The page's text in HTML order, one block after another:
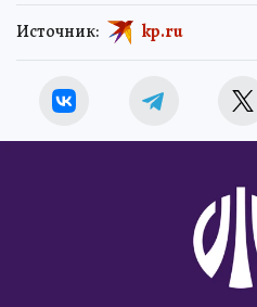
Источник: kp.ru